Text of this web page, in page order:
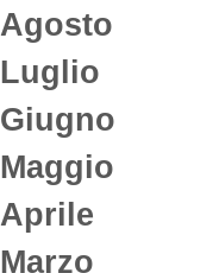
Agosto
Luglio
Giugno
Maggio
Aprile
Marzo